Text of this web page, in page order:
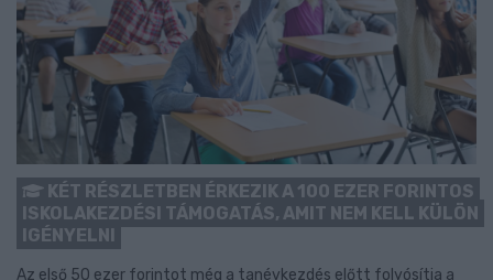
KÉT RÉSZLETBEN ÉRKEZIK A 100 EZER FORINTOS
ISKOLAKEZDÉSI TÁMOGATÁS, AMIT NEM KELL KÜLÖN
IGÉNYELNI
Az első 50 ezer forintot még a tanévkezdés előtt folyósítja a